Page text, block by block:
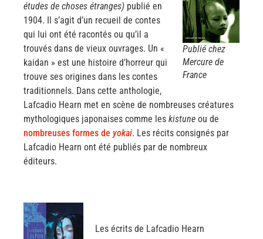
Publié chez
Mercure de
France
études de choses étranges) publié en
1904. Il s’agit d’un recueil de contes
qui lui ont été racontés ou qu’il a
trouvés dans de vieux ouvrages. Un «
kaidan » est une histoire d’horreur qui
trouve ses origines dans les contes
traditionnels. Dans cette anthologie,
Lafcadio Hearn met en scène de nombreuses créatures
mythologiques japonaises comme les kistune ou de
nombreuses formes de yokai. Les récits consignés par
Lafcadio Hearn ont été publiés par de nombreux
éditeurs.
Les écrits de Lafcadio Hearn